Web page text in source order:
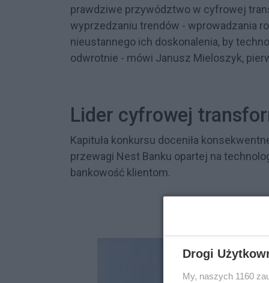
prawdziwe przywództwo w cyfrowej
wyprzedzaniu trendów - wprowadzania
nieustannego ich doskonalenia, by
odwrotnie - mówi Janusz Mieloszyk,
Lider cyfrowej
Kapituła konkursu doceniła
przewagi Nest Banku opartej na
bankowość klientom.
Drogi
My, naszych 1160